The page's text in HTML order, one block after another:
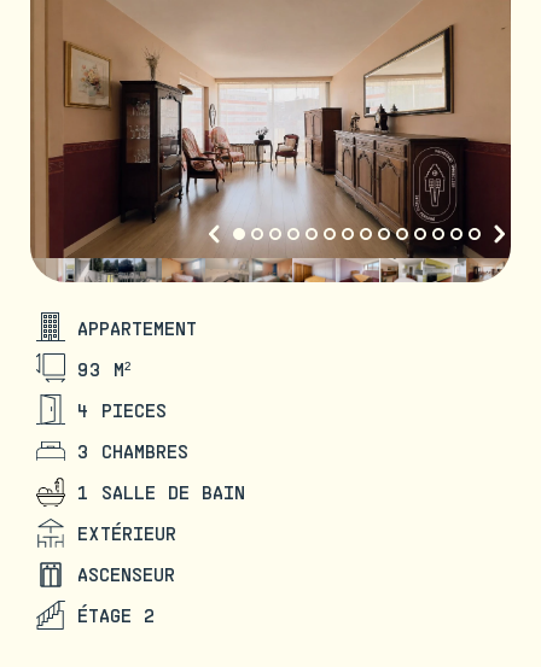
APPARTEMENT
93 M²
4 PIECES
3 CHAMBRES
1 SALLE DE BAIN
EXTÉRIEUR
ASCENSEUR
ÉTAGE 2